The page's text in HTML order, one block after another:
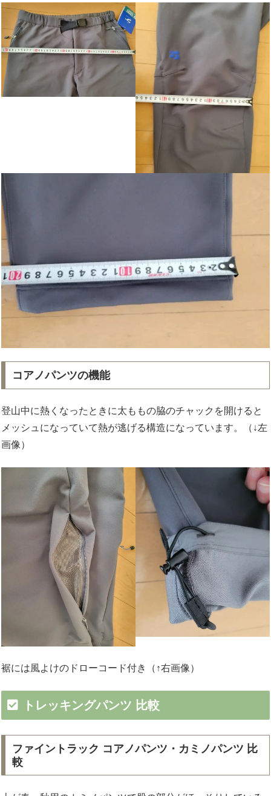
コアノパンツの機能
登山中に熱くなったときに太ももの脇のチャックを開けると
メッシュになっていて熱が逃げる構造になっています。（↓左
画像）
裾には風よけのドローコード付き（↑右画像）
トレッキングパンツ 比較
ファイントラック コアノパンツ・カミノパンツ 比
較